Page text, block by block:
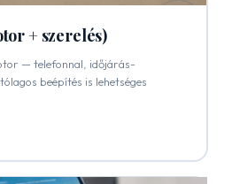
+ szerelés)
— telefonnal, időjárás-
beépítés is lehetséges